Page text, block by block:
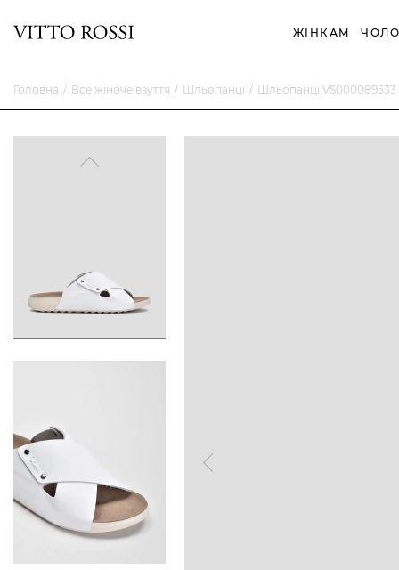
ЖІНКАМ
Головна Все жіноче взуття Шльопанці Шльопанці VS000089533